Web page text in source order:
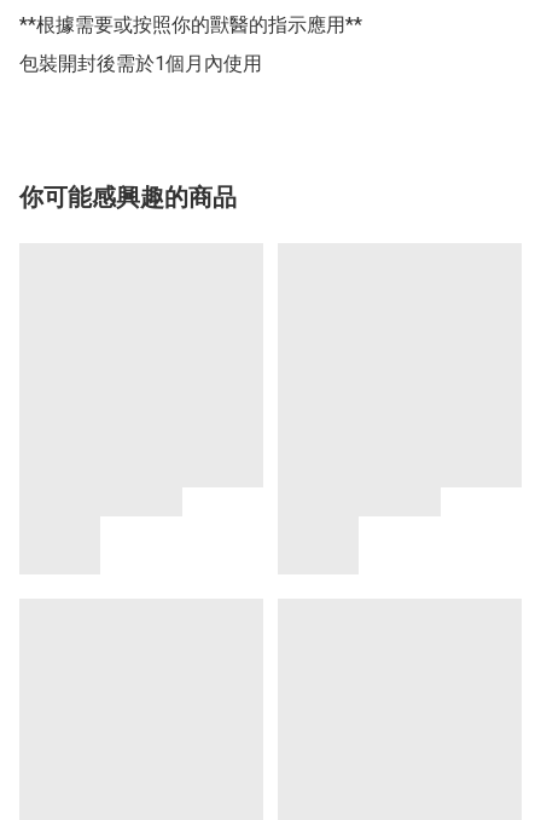
**根據需要或按照你的獸醫的指示應用**
包裝開封後需於1個月內使用
你可能感興趣的商品